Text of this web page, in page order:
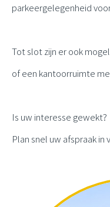
parkeergelegenheid
Tot slot zijn er ook
of een kantoorruimte
Is uw interesse gewekt?
Plan snel uw afspraak